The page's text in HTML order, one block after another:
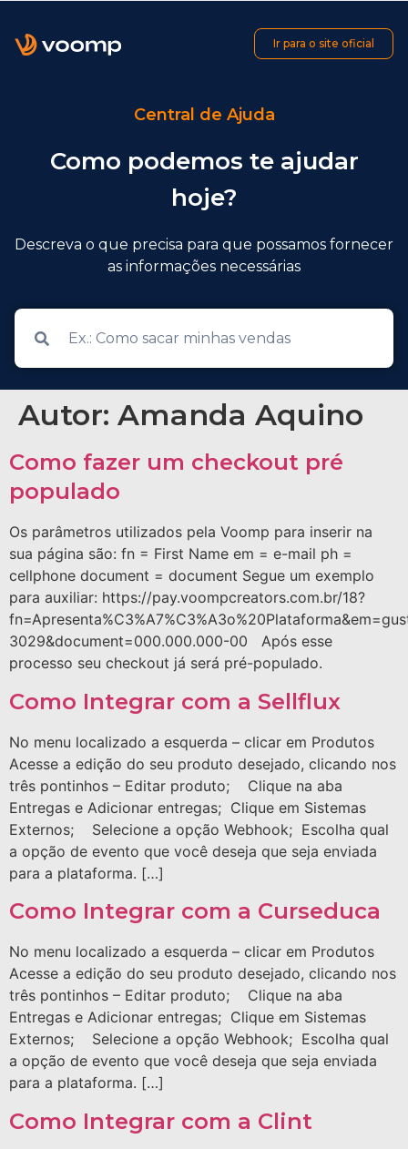
Ir para o site oficial
Central de Ajuda
Como podemos te ajudar
hoje?
Descreva o que precisa para que possamos fornecer
as informações necessárias
Autor: Amanda Aquino
Como fazer um checkout pré
populado
Os parâmetros utilizados pela Voomp para inserir na
sua página são: fn = First Name em = e-mail ph =
cellphone document = document Segue um exemplo
para auxiliar: https://pay.voompcreators.com.br/18?
3029&document=000.000.000-00 Após esse
processo seu checkout já será pré-populado.
Como Integrar com a Sellflux
No menu localizado a esquerda – clicar em Produtos
Acesse a edição do seu produto desejado, clicando nos
três pontinhos – Editar produto; Clique na aba
Entregas e Adicionar entregas; Clique em Sistemas
Externos; Selecione a opção Webhook; Escolha qual
a opção de evento que você deseja que seja enviada
para a plataforma. […]
Como Integrar com a Curseduca
No menu localizado a esquerda – clicar em Produtos
Acesse a edição do seu produto desejado, clicando nos
três pontinhos – Editar produto; Clique na aba
Entregas e Adicionar entregas; Clique em Sistemas
Externos; Selecione a opção Webhook; Escolha qual
a opção de evento que você deseja que seja enviada
para a plataforma. […]
Como Integrar com a Clint